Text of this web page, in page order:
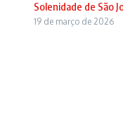
Solenidade de São
19 de março de 2026